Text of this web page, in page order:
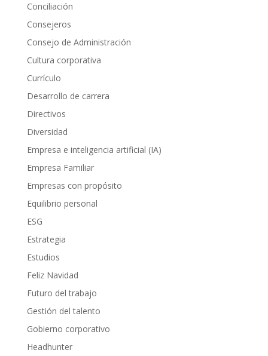
Conciliación
Consejeros
Consejo de Administración
Cultura corporativa
Currículo
Desarrollo de carrera
Directivos
Diversidad
Empresa e inteligencia artificial (IA)
Empresa Familiar
Empresas con propósito
Equilibrio personal
ESG
Estrategia
Estudios
Feliz Navidad
Futuro del trabajo
Gestión del talento
Gobierno corporativo
Headhunter